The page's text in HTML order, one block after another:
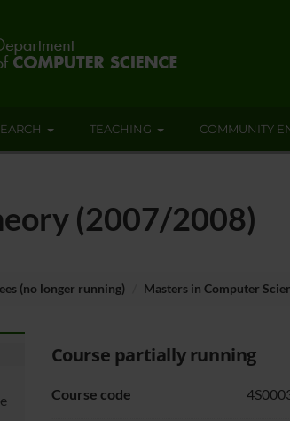
TEACHING COMMUNITY
(2007/2008)
(no longer running) Masters in Computer
Course partially running
Course code